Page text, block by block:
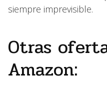
siempre imprevisible.
Otras
Amazon: